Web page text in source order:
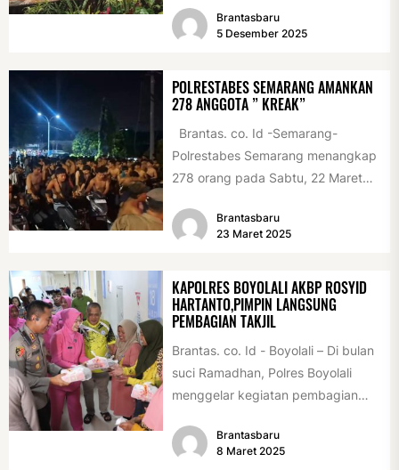
program...Brantasbaru
5 Desember 2025
POLRESTABES SEMARANG AMANKAN
278 ANGGOTA ” KREAK”
Brantas. co. Id -Semarang-
Polrestabes Semarang menangkap
278 orang pada Sabtu, 22 Maret
menyusul...Brantasbaru
23 Maret 2025
KAPOLRES BOYOLALI AKBP ROSYID
HARTANTO,PIMPIN LANGSUNG
PEMBAGIAN TAKJIL
Brantas. co. Id - Boyolali – Di bulan
suci Ramadhan, Polres Boyolali
menggelar kegiatan pembagian
Polres...Brantasbaru
8 Maret 2025